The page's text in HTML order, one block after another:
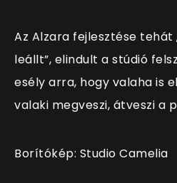
Az Alzara fejlesztése
leállt”, elindult a stúdió
esély arra, hogy valaha is
valaki megveszi, átveszi a
Borítókép: Studio Camelia